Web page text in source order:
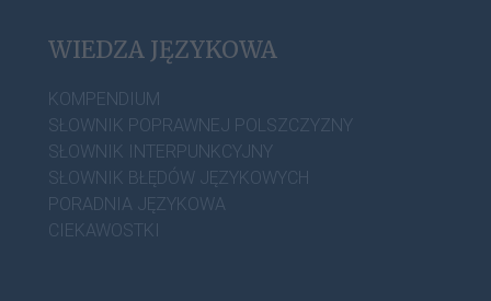
WIEDZA JĘZYKOWA
KOMPENDIUM
SŁOWNIK POPRAWNEJ POLSZCZYZNY
SŁOWNIK INTERPUNKCYJNY
SŁOWNIK BŁĘDÓW JĘZYKOWYCH
PORADNIA JĘZYKOWA
CIEKAWOSTKI